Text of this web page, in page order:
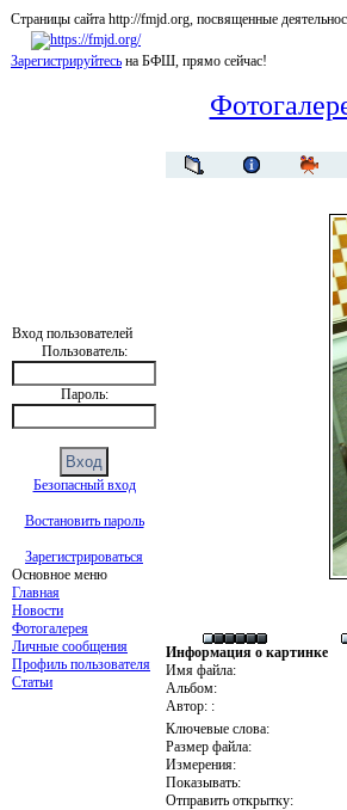
Страницы сайта http://fmjd.org, посвященные
Зарегистрируйтесь на БФШ, прямо сейчас!
Вход пользователей
Пользователь:
Пароль:
Безопасный вход
Востановить пароль
Зарегистрироваться
Основное меню
Главная
Новости
Фотогалерея
Личные сообщения
Профиль пользователя
Статьи
Информация о картинке
Имя файла:
Альбом:
Автор: :
Ключевые слова:
Размер файла:
Измерения:
Показывать:
Отправить открытку: